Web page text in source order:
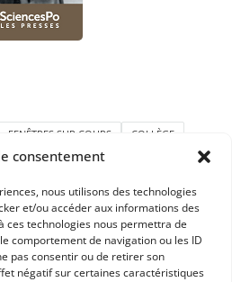
consentement
nous utilisons des technologies
et/ou accéder aux informations des
ces technologies nous permettra de
comportement de navigation ou les ID
pas consentir ou de retirer son
négatif sur certaines caractéristiques
FENÊTRES SUR COURS
COLLÈGE
LYCÉE GÉNÉRAL ET TECHNOLOGIQUE